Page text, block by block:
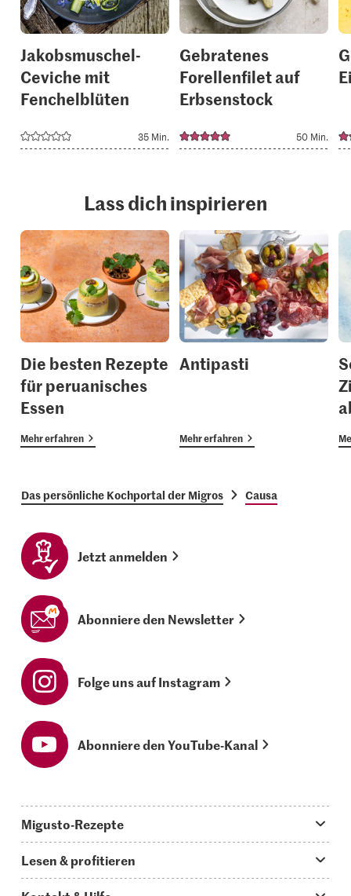
Jakobsmuschel-
Ceviche mit
Fenchelblüten
35 Min.
Gebratenes
Forellenfilet auf
Erbsenstock
50 Min.
Lass dich inspirieren
Die besten Rezepte
für peruanisches
Essen
Mehr erfahren
Antipasti
Mehr erfahren
Das persönliche Kochportal der Migros Causa
Jetzt anmelden
Abonniere den Newsletter
Folge uns auf Instagram
Abonniere den YouTube-Kanal
Migusto-Rezepte
Was koche ich heute?
Lesen & profitieren